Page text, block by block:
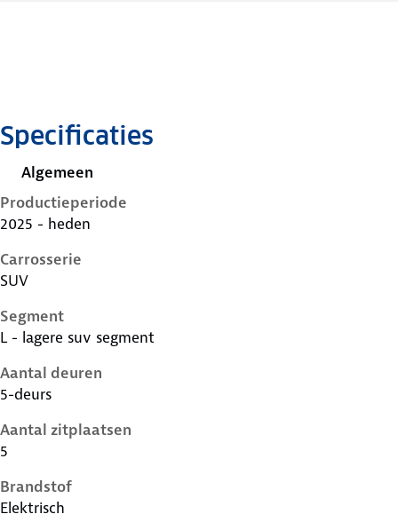
Specificaties
Algemeen
Productieperiode
2025 - heden
Carrosserie
SUV
Segment
L - lagere suv segment
Aantal deuren
5-deurs
Aantal zitplaatsen
5
Brandstof
Elektrisch